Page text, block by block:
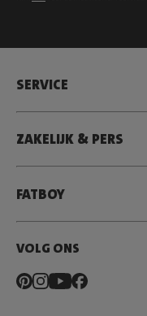
SERVICE
ZAKELIJK & PERS
FATBOY
VOLG ONS